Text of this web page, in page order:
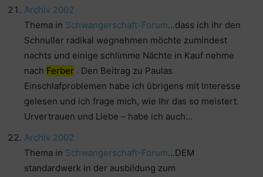
Archiv 2002
Thema in Schwangerschaft-Forum…dass ich ihr den
Schnuller radikal wegnehmen möchte zumindest
nachts und einige schlimme Nächte in Kauf nehme
nach Ferber . Den Beitrag zu Paulas
Einschlafproblemen habe ich übrigens mit Interesse
gelesen und ich frage mich, wie Ihr das so meistert.
Urvertrauen und Liebe – habe ich auch…
Archiv 2002
Thema in Schwangerschaft-Forum…DEM
standardwerk in der ausbildung zum